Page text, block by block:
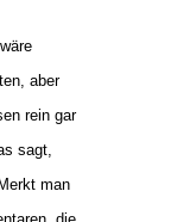
aber
rein gar
sagt,
man